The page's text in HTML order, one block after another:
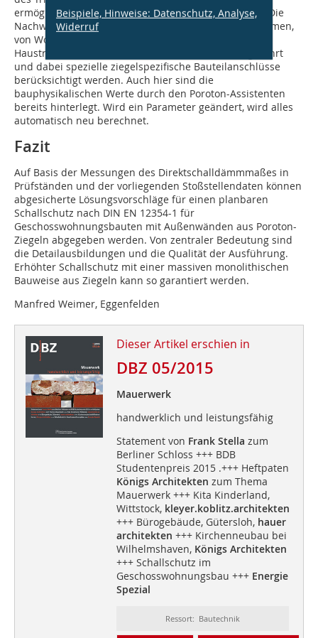
ermöglicht somit eine sichere Schallschutzprognose. Die
Nachweise für Luftschalldämmung zwischen den Räumen,
von Wohnungs- und Flurtrennwänden, zweischaligen
Haustrennwänden und Geschossdecken können geführt
und dabei spezielle ziegelspezifische Bauteilanschlüsse
berücksichtigt werden. Auch hier sind die
bauphysikalischen Werte durch den Poroton-Assistenten
bereits hinterlegt. Wird ein Parameter geändert, wird alles
automatisch neu berechnet.
Fazit
Auf Basis der Messungen des Direktschalldämmmaßes in
Prüfständen und der vorliegenden Stoßstellendaten können
abgesicherte Lösungsvorschläge für einen planbaren
Schallschutz nach DIN EN 12354-1 für
Geschosswohnungsbauten mit Außenwänden aus Poroton-
Ziegeln abgegeben werden. Von zentraler Bedeutung sind
die Detailausbildungen und die Qualität der Ausführung.
Erhöhter Schallschutz mit einer massiven monolithischen
Bauweise aus Ziegeln kann so garantiert werden.
Manfred Weimer, Eggenfelden
Dieser Artikel erschien in
DBZ 05/2015
Mauerwerk
handwerklich und leistungsfähig
Statement von Frank Stella zum
Berliner Schloss +++ BDB
Studentenpreis 2015 .+++ Heftpaten
Königs Architekten zum Thema
Mauerwerk +++ Kita Kinderland,
Wittstock, kleyer.koblitz.architekten
+++ Bürogebäude, Gütersloh, hauer
architekten +++ Kirchenneubau bei
Wilhelmshaven, Königs Architekten
+++ Schallschutz im
Geschosswohnungsbau +++ Energie
Spezial
Ressort: Bautechnik
Beispiele, Hinweise: Datenschutz, Analyse,
Widerruf